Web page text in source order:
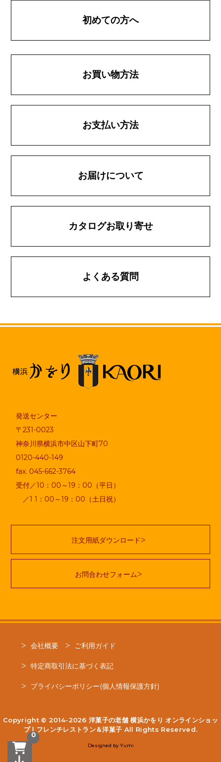
初めての方へ
お買い物方法
お支払い方法
お届けについて
カタログお取り寄せ
よくある質問
発送センター
〒231-0023
神奈川県横浜市中区山下町70
0120-440-149
fax. 045-662-3764
受付／10：00～19：00（平日）
／1 1：00～19：00（土日祝）
注文用紙ダウンロード
お問合わせフォーム
会社概要 ご利用ガイド
特定商取引法に基づく表記
プライバシーポリシー(個人情報保護方針)
Copyright © 2014-2026洋菓子の老舗 横浜かをり オンラインショッ
プ | フレンチレストラン＆洋菓子 All Rights Reserved.
Designed byYumi
0